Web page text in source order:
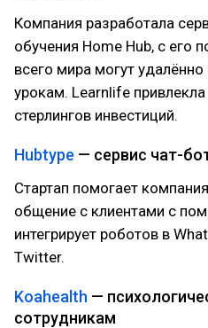
Компания разработала
обучения Home Hub, с его
всего мира могут
урокам. Learnlife
стерлингов инвестиций.
Hubtype — сервис чат-
Стартап помогает
общение с клиентами с
интегрирует роботов в
Twitter.
Koahealth —
сотрудникам